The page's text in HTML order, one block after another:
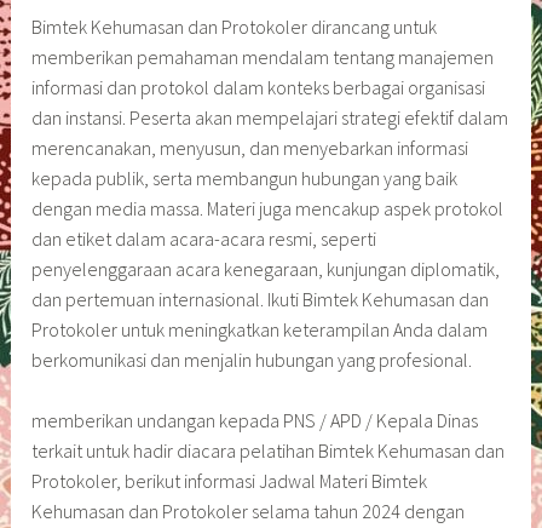
Bimtek Kehumasan dan Protokoler dirancang untuk
memberikan pemahaman mendalam tentang manajemen
informasi dan protokol dalam konteks berbagai organisasi
dan instansi. Peserta akan mempelajari strategi efektif dalam
merencanakan, menyusun, dan menyebarkan informasi
kepada publik, serta membangun hubungan yang baik
dengan media massa. Materi juga mencakup aspek protokol
dan etiket dalam acara-acara resmi, seperti
penyelenggaraan acara kenegaraan, kunjungan diplomatik,
dan pertemuan internasional. Ikuti Bimtek Kehumasan dan
Protokoler untuk meningkatkan keterampilan Anda dalam
berkomunikasi dan menjalin hubungan yang profesional.
memberikan undangan kepada PNS / APD / Kepala Dinas
terkait untuk hadir diacara pelatihan Bimtek Kehumasan dan
Protokoler, berikut informasi Jadwal Materi Bimtek
Kehumasan dan Protokoler selama tahun 2024 dengan